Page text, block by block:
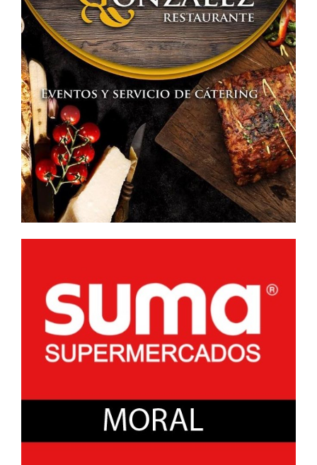
9
CURSOS
GRATUITOS
EN
AULA
VIRTUAL
PARA
MEJORAR
LA
CUALIFICACIÓN
PROFESIONAL
EN
CASTILLA-